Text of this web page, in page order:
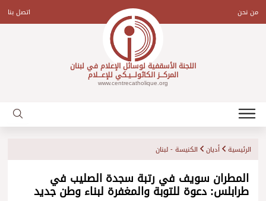
contentمن نحن اتصل بنا
اللجنة الأسقفية لوسائل الإعلام في لبنان
المركـــز الكاثولـــيـكي للإعـــلام
www.centrecatholique.org
الرئيسية أديان الكنيسة - لبنان
المطران سويف في رتبة سجدة الصليب في
طرابلس: دعوة للتوبة والمغفرة لبناء وطن جديد